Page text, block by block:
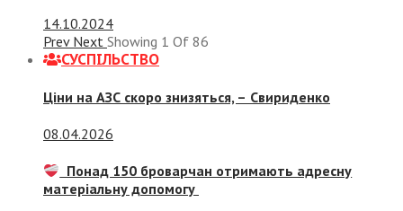
14.10.2024
Prev Next Showing 1 Of 86
СУСПIЛЬСТВО
Ціни на АЗС скоро знизяться, – Свириденко
08.04.2026
Понад 150 броварчан отримають адресну
матеріальну допомогу